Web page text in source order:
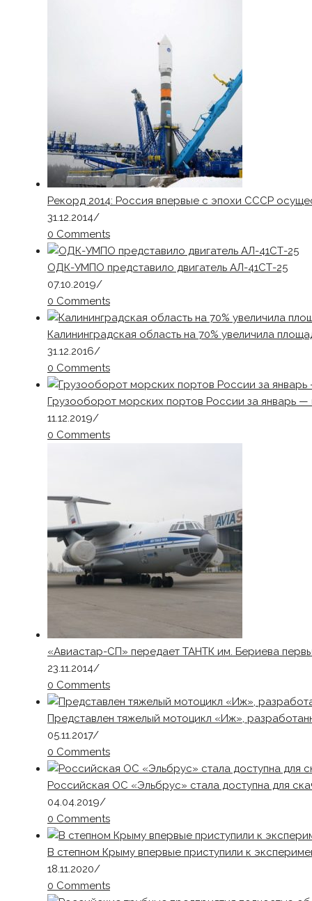
Рекорд 2014: Россия впервые с эпохи СССР
31.12.2014/
0 Comments
ОДК-УМПО представило двигатель АЛ-41СТ-25
07.10.2019/
0 Comments
Калининградская область на 70% увеличила
31.12.2016/
0 Comments
Грузооборот морских портов России за январь —
11.12.2019/
0 Comments
«Авиастар-СП» передает ТАНТК им. Бериева
23.11.2014/
0 Comments
Представлен тяжелый мотоцикл «Иж»,
05.11.2017/
0 Comments
Российская ОС «Эльбрус» стала доступна для
04.04.2019/
0 Comments
В степном Крыму впервые приступили к
18.11.2020/
0 Comments